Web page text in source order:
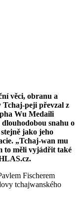
věci, obranu a
Tchaj-peji převzal z
Wu Medaili
snahu o
jako jeho
„Tchaj-wan mu
to měli vyjádřit také
Fischerem
tchajwanského